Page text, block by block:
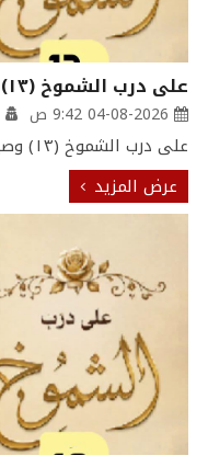
على درب الشموخ (١٣) وصيةٌ لولدي
04-08-2026 9:42 ص
على درب الشموخ (١٣) وصيةٌ لولدي
عرض المزيد